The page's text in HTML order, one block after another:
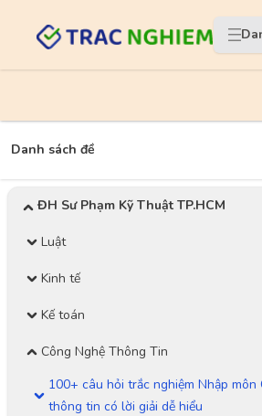
Danh sách đề
ĐH Sư Phạm Kỹ Thuật TP.HCM
Luật
Kinh tế
Kế toán
Công Nghệ Thông Tin
100+ câu hỏi trắc nghiệm Nhập môn
thông tin có lời giải dễ hiểu